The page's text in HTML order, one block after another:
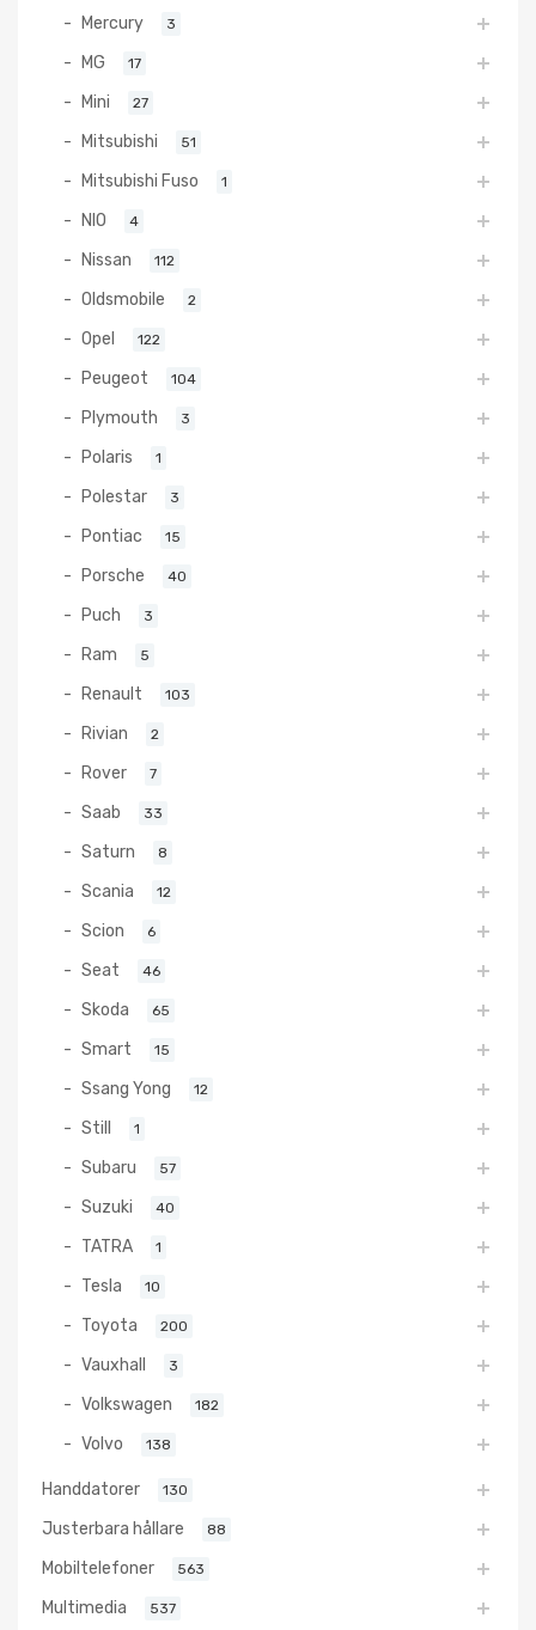
Mercury 3
MG 17
Mini 27
Mitsubishi 51
Mitsubishi Fuso 1
NIO 4
Nissan 112
Oldsmobile 2
Opel 122
Peugeot 104
Plymouth 3
Polaris 1
Polestar 3
Pontiac 15
Porsche 40
Puch 3
Ram 5
Renault 103
Rivian 2
Rover 7
Saab 33
Saturn 8
Scania 12
Scion 6
Seat 46
Skoda 65
Smart 15
Ssang Yong 12
Still 1
Subaru 57
Suzuki 40
TATRA 1
Tesla 10
Toyota 200
Vauxhall 3
Volkswagen 182
Volvo 138
Handdatorer 130
Justerbara hållare 88
Mobiltelefoner 563
Multimedia 537